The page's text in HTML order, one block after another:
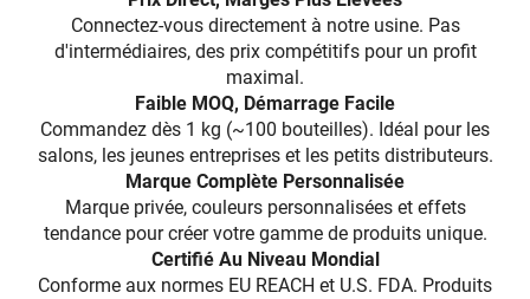
Connectez-vous directement à notre usine. Pas
d'intermédiaires, des prix compétitifs pour un profit
maximal.
Faible MOQ, Démarrage Facile
Commandez dès 1 kg (~100 bouteilles). Idéal pour les
salons, les jeunes entreprises et les petits distributeurs.
Marque Complète Personnalisée
Marque privée, couleurs personnalisées et effets
tendance pour créer votre gamme de produits unique.
Certifié Au Niveau Mondial
Conforme aux normes EU REACH et U.S. FDA. Produits